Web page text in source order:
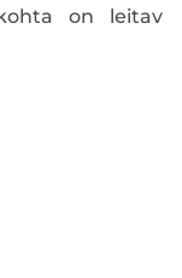
on leitav